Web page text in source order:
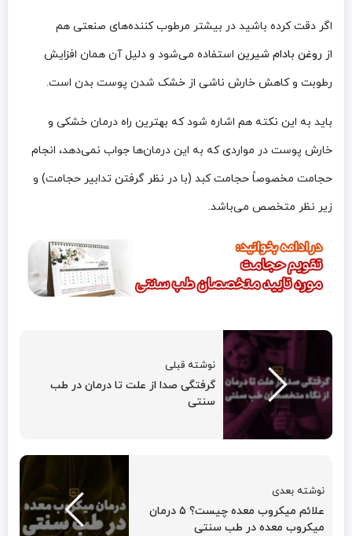
اگر دقت کرده باشید در بیشتر مرطوب کننده‌های صنعتی هم
از روغن بادام شیرین استفاده می‌شود و دلیل آن همان افزایش
رطوبت و کاهش خارش ناشی از خشک شدن پوست بدن است.
باید به این نکته هم اشاره شود که بهترین راه درمان خشکی و
خارش پوست در مواردی که به این درمان‌ها جواب نمی‌دهد، انجام
حجامت مخصوصاً حجامت کبد (با در نظر گرفتن تدابیر حجامت) و
زیر نظر متخصص می‌باشد.
نوشته قبلی
گرفتگی صدا از علت تا درمان در طب
سنتی
نوشته بعدی
علائم میکروب معده چیست؟ ۵ درمان
میکروب معده در طب سنتی